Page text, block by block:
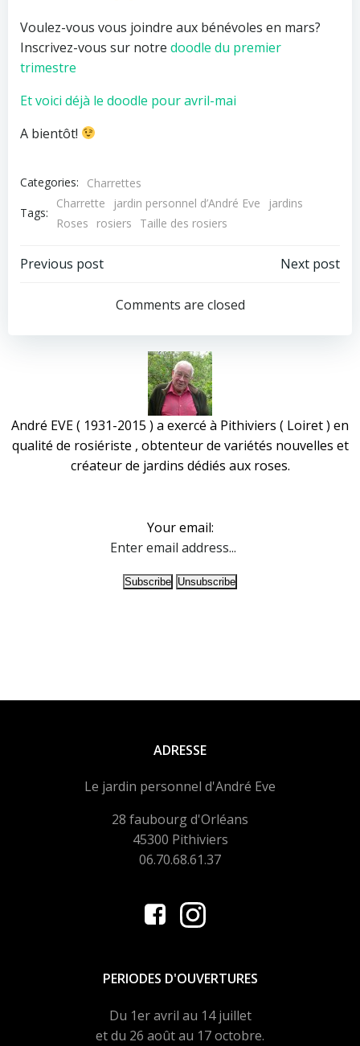
Voulez-vous vous joindre aux bénévoles en mars?
Inscrivez-vous sur notre doodle du premier
trimestre
Et voici déjà le doodle pour avril-mai
A bientôt!
Categories:
Charrettes
Tags:
Charrette jardin personnel d’André Eve
jardins
Roses
rosiers Taille des rosiers
Post
navigation
Previous post
navigation
Next post
Comments are closed
André EVE ( 1931-2015 ) a exercé à Pithiviers ( Loiret ) en
qualité de rosiériste , obtenteur de variétés nouvelles et
créateur de jardins dédiés aux roses.
Your email:
ADRESSE
Le jardin personnel d'André Eve
28 faubourg d'Orléans
45300 Pithiviers
06.70.68.61.37
PERIODES D'OUVERTURES
Du 1er avril au 14 juillet
et du 26 août au 17 octobre.